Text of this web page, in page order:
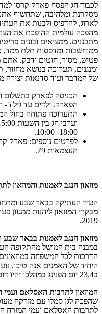
לכבוד חג הפסח פארק קרסו
מסקרנת ומלהיבה, שתחשוף
לארוג, להדפיס ולבנות את
מהפכה עולמית ההופכת את
מתכננים, ממציאים ובונים
ממוחשבות ומדפסות תלת ממד,
פטיש, מסור, חוטים ודבק. אתם
ומנגנים, תערוכה בנושא
של המדבר ועוד סדנאות יצירה
הכניסה לפארק בתשלום
הפארק. ילדים עד גיל 5- חינם.
18:00- 10:00.
העצמאות 79.
מוזאון הנגב לאמנות והמוזאון
העיר העתיקה בבאר שבע
מבקרי המוזאון ליהנות ממגוון
2019.
מוזאון הנגב לאמנות בבאר שבע
במבנה בית המושל מהתקופה
הדרכות לכל המשפחה
היחיד של האמנים אנה טיכו,
ב23.4 יום הפנינג במהלכו יהיו דוכנים ופעילויות מהנות לכל המשפחה.
המוזאון לתרבות האסלאם ועמי
שהפכה לגן סמלי עם מזרקה
לתרבות האסלאם ועמי המזרח